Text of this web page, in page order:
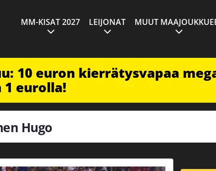
MM-KISAT 2027 LEIJONAT MUUT
10 euron kierrätysvapaa
1 eurolla!
Hugo